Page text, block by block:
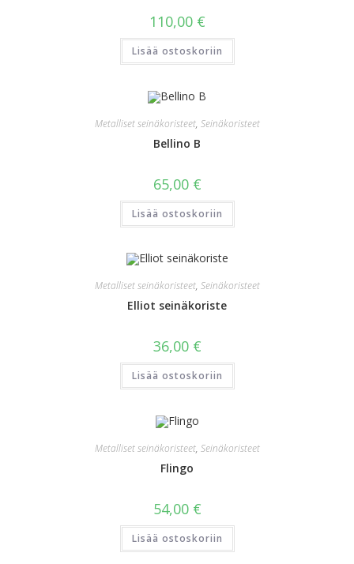
110,00 €
Lisää ostoskoriin
Metalliset seinäkoristeet, Seinäkoristeet
Bellino B
65,00 €
Lisää ostoskoriin
Metalliset seinäkoristeet, Seinäkoristeet
Elliot seinäkoriste
36,00 €
Lisää ostoskoriin
Metalliset seinäkoristeet, Seinäkoristeet
Flingo
54,00 €
Lisää ostoskoriin